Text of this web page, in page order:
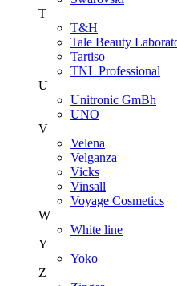
T
T&H
Tale Beauty
Tartiso
TNL Professional
U
Unitroniс GmBh
UNO
V
Velena
Velganza
Vicks
Vinsall
Voyage Cosmetics
W
White line
Y
Yoko
Z